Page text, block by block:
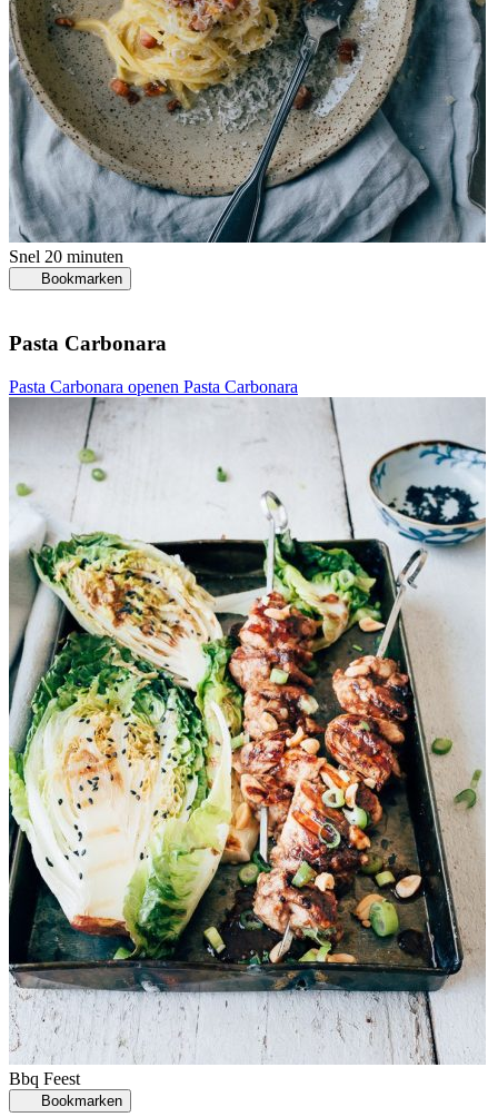
Snel 20 minuten
Bookmarken
Pasta Carbonara
Pasta Carbonara openen Pasta Carbonara
Bbq Feest
Bookmarken